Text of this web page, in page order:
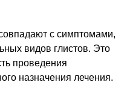
с симптомами,
видов глистов. Это
проведения
назначения лечения.